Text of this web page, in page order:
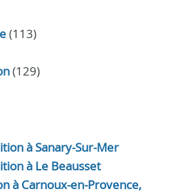
(113)
(129)
à Sanary-Sur-Mer
à Le Beausset
à Carnoux-en-Provence,